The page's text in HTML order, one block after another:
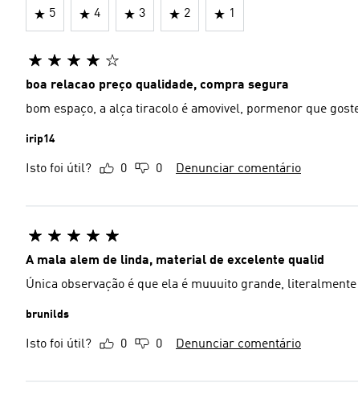
5 4 3 2 1
boa relacao preço qualidade, compra segura
bom espaço, a alça tiracolo é amovivel, pormenor que
irip14
Isto foi útil? 0 0 Denunciar comentário
A mala alem de linda, material de excelente qualid
Única observação é que ela é muuuito grande,
brunilds
Isto foi útil? 0 0 Denunciar comentário